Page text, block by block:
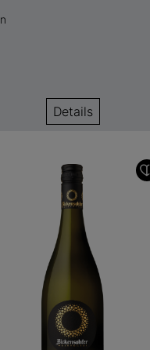
Details